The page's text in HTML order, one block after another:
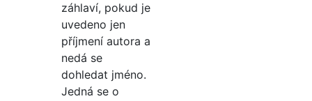
záhlaví, pokud je
uvedeno jen
příjmení autora a
nedá se
dohledat jméno.
Jedná se o